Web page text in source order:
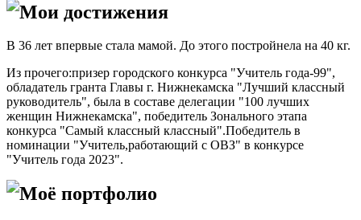
Мои достижения
В 36 лет впервые стала мамой. До этого постройнела на 40 кг.
Из прочего:призер городского конкурса "Учитель года-99",
обладатель гранта Главы г. Нижнекамска "Лучший классный
руководитель", была в составе делегации "100 лучших
женщин Нижнекамска", победитель Зонального этапа
конкурса "Самый классный классный".Победитель в
номинации "Учитель,работающий с ОВЗ" в конкурсе
"Учитель года 2023".
Моё портфолио